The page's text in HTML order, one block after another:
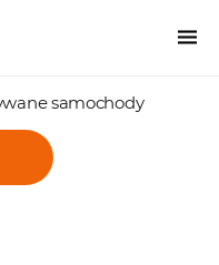
samochody